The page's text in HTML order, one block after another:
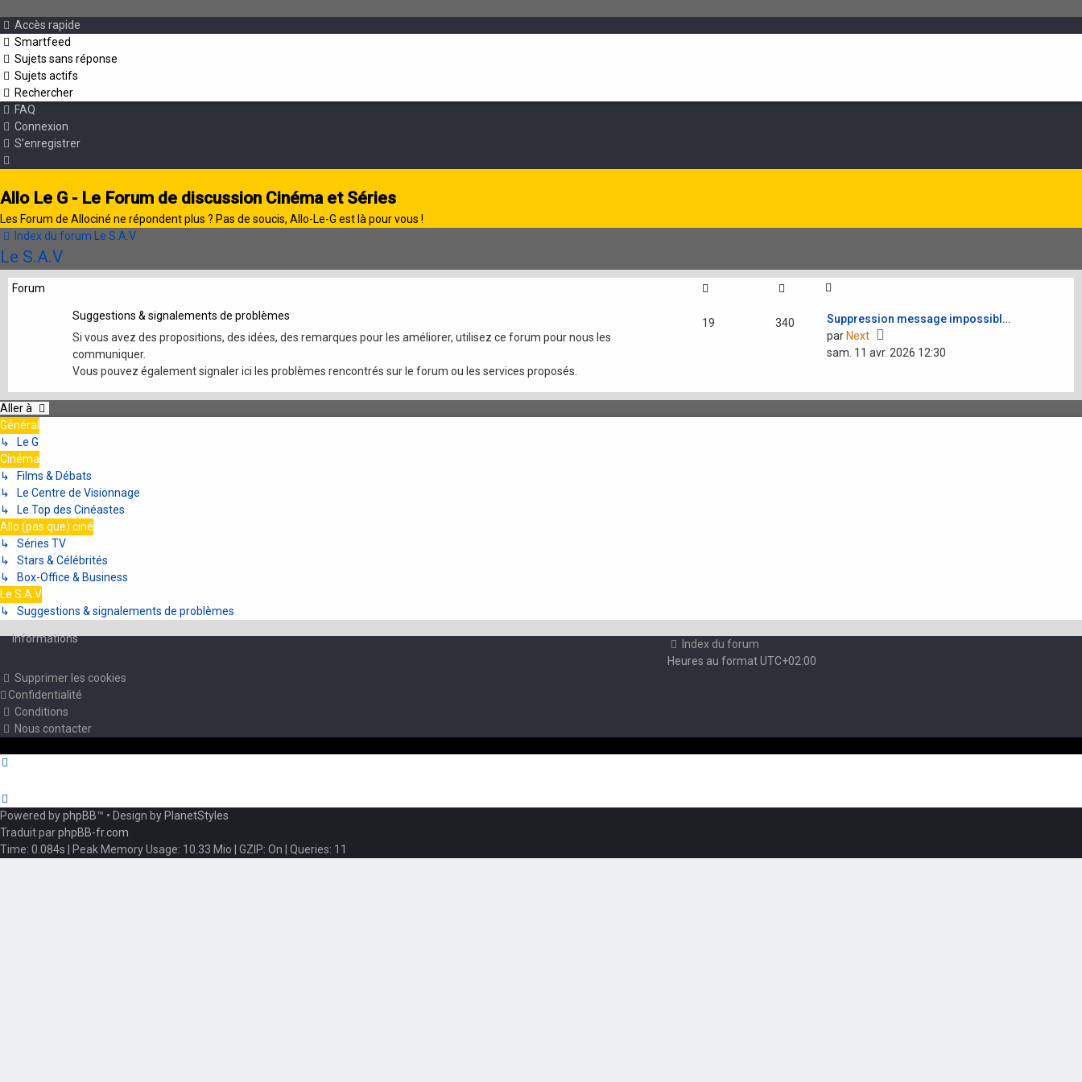
Accès rapide
Smartfeed
Sujets sans réponse
Sujets actifs
Rechercher
FAQ
Connexion
S’enregistrer
Allo Le G - Le Forum de discussion Cinéma et Séries
Les Forum de Allociné ne répondent plus ? Pas de soucis, Allo-Le-G est là pour vous !
Index du forum
Le S.A.V
Le S.A.V
Forum
Suggestions & signalements de problèmes
Si vous avez des propositions, des idées, des remarques pour les améliorer, utilisez ce forum pour nous les
communiquer.
Vous pouvez également signaler ici les problèmes rencontrés sur le forum ou les services proposés.
19 340
Suppression message impossibl…
par Next
le
sam. 11 avr. 2026 12:30
Aller à
Général
↳ Le G
Cinéma
↳ Films & Débats
↳ Le Centre de Visionnage
↳ Le Top des Cinéastes
Allo (pas que) ciné
↳ Séries TV
↳ Stars & Célébrités
↳ Box-Office & Business
Le S.A.V
↳ Suggestions & signalements de problèmes
Informations
Index du forum
Heures au formatUTC+02:00
Supprimer les cookies
Confidentialité
Conditions
Nous contacter
Powered byphpBB™ • Design by PlanetStyles
Traduit parphpBB-fr.com
Time: 0.084s | Peak Memory Usage: 10.33 Mio | GZIP: On | Queries: 11